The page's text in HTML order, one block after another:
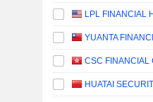
CSC FINANCIAL
HUATAI